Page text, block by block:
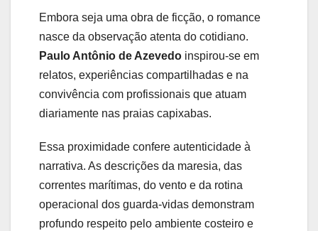
Embora seja uma obra de ficção, o romance
nasce da observação atenta do cotidiano.
Paulo Antônio de Azevedo inspirou-se em
relatos, experiências compartilhadas e na
convivência com profissionais que atuam
diariamente nas praias capixabas.
Essa proximidade confere autenticidade à
narrativa. As descrições da maresia, das
correntes marítimas, do vento e da rotina
operacional dos guarda-vidas demonstram
profundo respeito pelo ambiente costeiro e